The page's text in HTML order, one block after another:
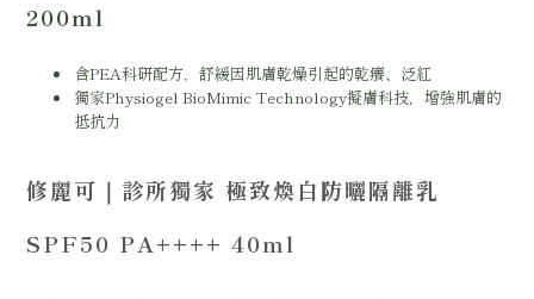
200ml
含PEA科研配方，舒緩因肌膚乾燥引起的乾癢、泛紅
獨家Physiogel BioMimic Technology擬膚科技，增強肌膚的
抵抗力
修麗可 ｜ 診所獨家 極致煥白防曬隔離乳
SPF50 PA++++ 40ml